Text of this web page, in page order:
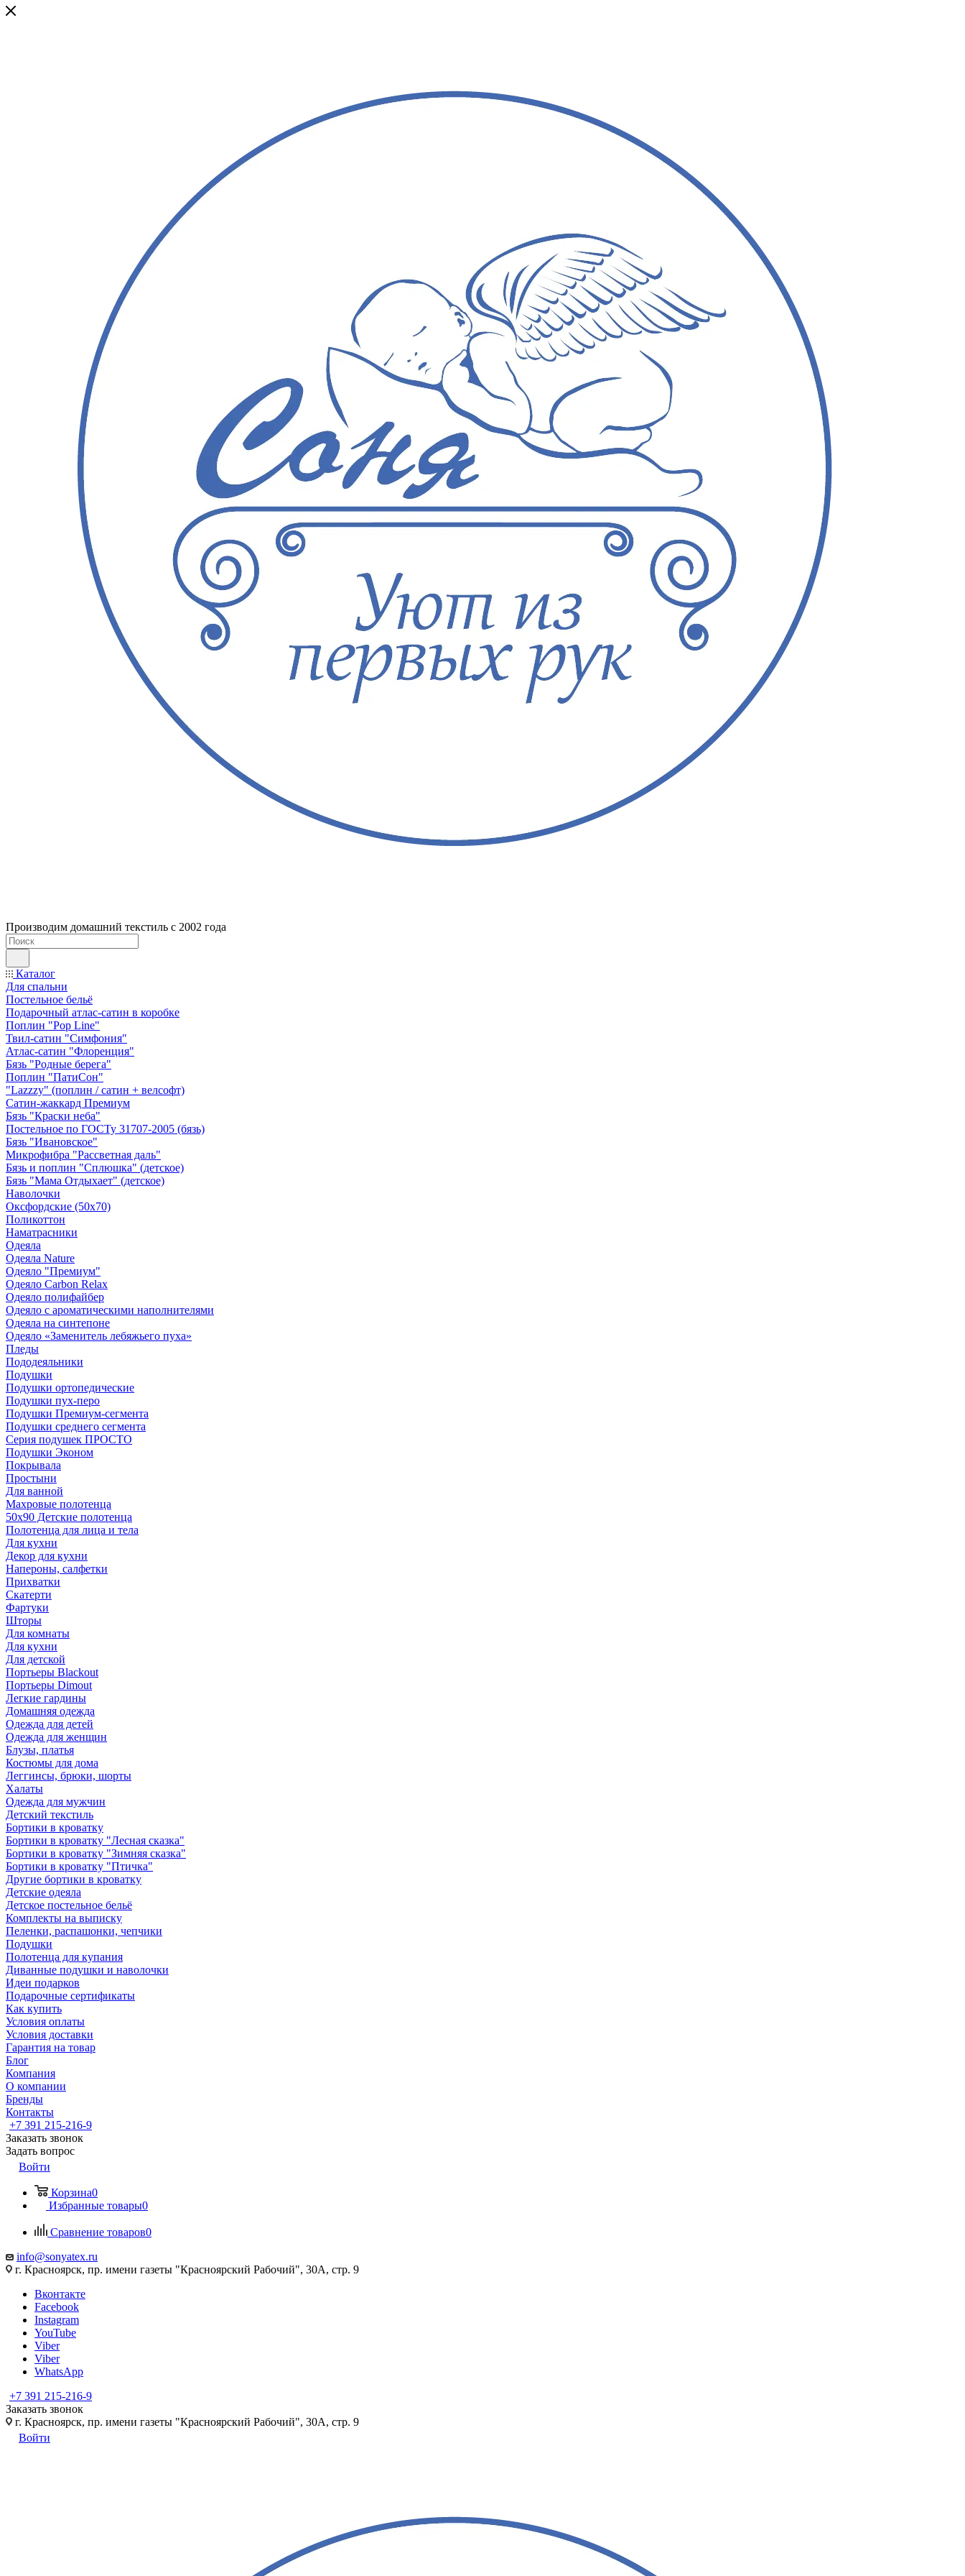
Производим домашний текстиль с 2002 года
Каталог
Для спальни
Постельное бельё
Подарочный атлас-сатин в коробке
Поплин "Pop Line"
Твил-сатин "Симфония"
Атлас-сатин "Флоренция"
Бязь "Родные берега"
Поплин "ПатиСон"
"Lazzzy" (поплин / сатин + велсофт)
Сатин-жаккард Премиум
Бязь "Краски неба"
Постельное по ГОСТу 31707-2005 (бязь)
Бязь "Ивановское"
Микрофибра "Рассветная даль"
Бязь и поплин "Сплюшка" (детское)
Бязь "Мама Отдыхает" (детское)
Наволочки
Оксфордские (50х70)
Поликоттон
Наматрасники
Одеяла
Одеяла Nature
Одеяло "Премиум"
Одеяло Carbon Relax
Одеяло полифайбер
Одеяло с ароматическими наполнителями
Одеяла на синтепоне
Одеяло «Заменитель лебяжьего пуха»
Пледы
Пододеяльники
Подушки
Подушки ортопедические
Подушки пух-перо
Подушки Премиум-сегмента
Подушки среднего сегмента
Серия подушек ПРОСТО
Подушки Эконом
Покрывала
Простыни
Для ванной
Махровые полотенца
50х90 Детские полотенца
Полотенца для лица и тела
Для кухни
Декор для кухни
Напероны, салфетки
Прихватки
Скатерти
Фартуки
Шторы
Для комнаты
Для кухни
Для детской
Портьеры Blackout
Портьеры Dimout
Легкие гардины
Домашняя одежда
Одежда для детей
Одежда для женщин
Блузы, платья
Костюмы для дома
Леггинсы, брюки, шорты
Халаты
Одежда для мужчин
Детский текстиль
Бортики в кроватку
Бортики в кроватку "Лесная сказка"
Бортики в кроватку "Зимняя сказка"
Бортики в кроватку "Птичка"
Другие бортики в кроватку
Детские одеяла
Детское постельное бельё
Комплекты на выписку
Пеленки, распашонки, чепчики
Подушки
Полотенца для купания
Диванные подушки и наволочки
Идеи подарков
Подарочные сертификаты
Как купить
Условия оплаты
Условия доставки
Гарантия на товар
Блог
Компания
О компании
Бренды
Контакты
+7 391 215-216-9
Заказать звонок
Задать вопрос
Войти
Корзина0
Избранные товары0
Сравнение товаров0
info@sonyatex.ru
г. Красноярск, пр. имени газеты "Красноярский Рабочий", 30А, стр. 9
Вконтакте
Facebook
Instagram
YouTube
Viber
Viber
WhatsApp
+7 391 215-216-9
Заказать звонок
г. Красноярск, пр. имени газеты "Красноярский Рабочий", 30А, стр. 9
Войти